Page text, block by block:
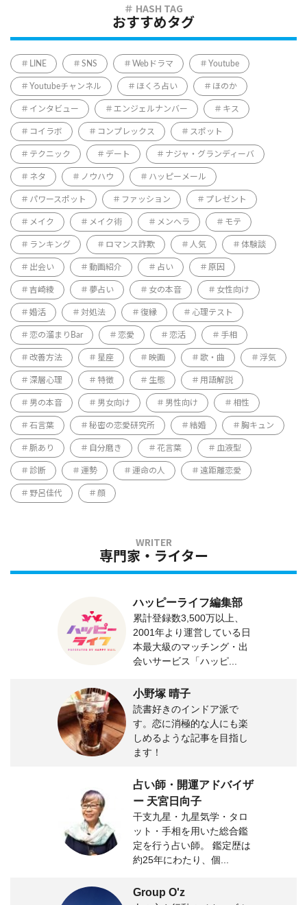
おすすめタグ
LINE SNS Webドラマ Youtube
Youtubeチャンネル ほくろ占い ほのか
インタビュー エンジェルナンバー キス
コイラボ コンプレックス スポット
テクニック デート ナジャ・グランディーバ
ネタ ノウハウ ハッピーメール
パワースポット ファッション プレゼント
メイク メイク術 メンヘラ モテ
ランキング ロマンス詐欺 人気 体験談
出会い 動画紹介 占い 原因
吉崎綾 夢占い 女の本音 女性向け
婚活 対処法 復縁 心理テスト
恋の溜まりBar 恋愛 恋活 手相
改善方法 星座 映画 歌・曲 浮気
深層心理 特徴 生態 用語解説
男の本音 男女向け 男性向け 相性
石言葉 秘密の恋愛研究所 結婚 胸キュン
脈あり 自分磨き 花言葉 血液型
診断 運勢 運命の人 遠距離恋愛
野呂佳代 顔
専門家・ライター
ハッピーライフ編集部
累計登録数3,500万以上、
2001年より運営している日
本最大級のマッチング・出
会いサービス「ハッピ...
小野塚 晴子
読書好きのインドア派で
す。恋に消極的な人にも楽
しめるような記事を目指し
ます！
占い師・開運アドバイザ
ー 天宮日向子
干支九星・九星気学・タロ
ット・手相を用いた総合鑑
定を行う占い師。 鑑定歴は
約25年にわたり、個...
Group O'z